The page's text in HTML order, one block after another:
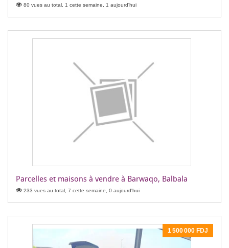
80 vues au total, 1 cette semaine, 1 aujourd'hui
Parcelles et maisons à vendre à Barwaqo, Balbala
233 vues au total, 7 cette semaine, 0 aujourd'hui
1 500 000 FDJ